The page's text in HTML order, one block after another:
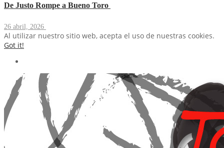
De Justo Rompe a Bueno Toro
26 abril, 2026
Al utilizar nuestro sitio web, acepta el uso de nuestras cookies.
Got it!